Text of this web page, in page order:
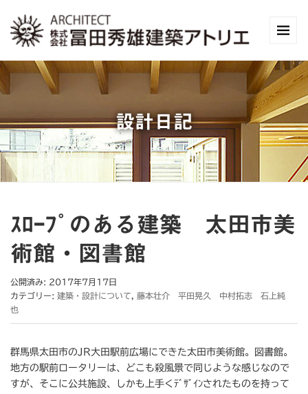
設計日記
ｽﾛｰﾌﾟのある建築 太田市美
術館・図書館
公開済み: 2017年7月17日
カテゴリー: 建築・設計について
藤本壮介 平田晃久 中村拓志 石上純
也
群馬県太田市のJR大田駅前広場にできた太田市美術館。図書館。
地方の駅前ロータリーは、どこも殺風景で同じような感じなので
すが、そこに公共施設、しかも上手くﾃﾞｻﾞｲﾝされたものを持って